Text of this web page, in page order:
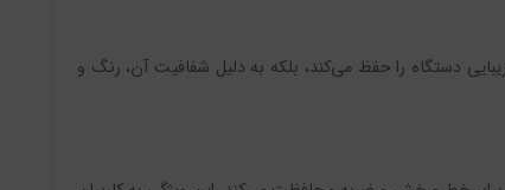
از آیفون 16 پرو شما محافظت می‌کند. این قاب نه تنها زیبایی دستگاه را حفظ می‌کند، بلکه به دلیل شفافیت آن، رنگ و